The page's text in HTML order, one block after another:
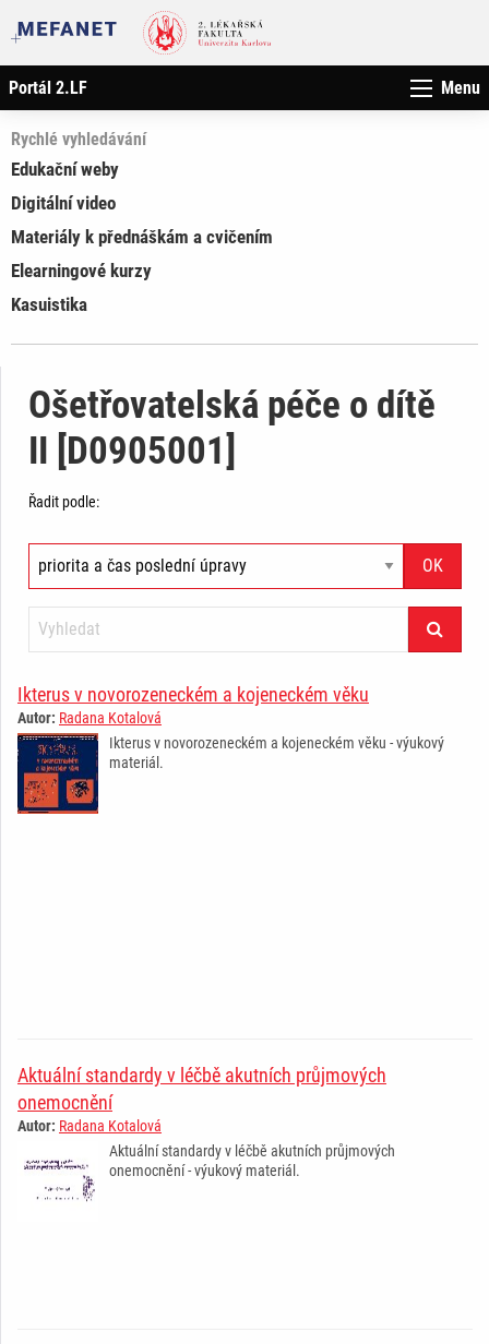
Portál 2.LF Menu
Rychlé vyhledávání
Edukační weby
Digitální video
Materiály k přednáškám a cvičením
Elearningové kurzy
Kasuistika
Ošetřovatelská péče o dítě
II [D0905001]
Řadit podle:
Ikterus v novorozeneckém a kojeneckém věku
Autor: Radana Kotalová
Ikterus v novorozeneckém a kojeneckém věku - výukový
materiál.
Aktuální standardy v léčbě akutních průjmových
onemocnění
Autor: Radana Kotalová
Aktuální standardy v léčbě akutních průjmových
onemocnění - výukový materiál.